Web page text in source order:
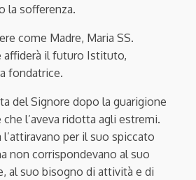
la sofferenza.
come Madre, Maria SS.
affiderà il futuro Istituto,
fondatrice.
del Signore dopo la guarigione
l’aveva ridotta agli estremi.
per il suo spiccato
non corrispondevano al suo
al suo bisogno di attività e di